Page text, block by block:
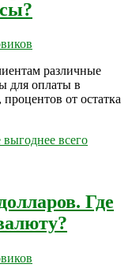
различные
для оплаты в
от остатка
Где